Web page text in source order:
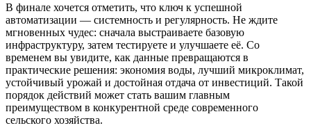
В финале хочется отметить, что ключ к успешной
автоматизации — системность и регулярность. Не ждите
мгновенных чудес: сначала выстраиваете базовую
инфраструктуру, затем тестируете и улучшаете её. Со
временем вы увидите, как данные превращаются в
практические решения: экономия воды, лучший микроклимат,
устойчивый урожай и достойная отдача от инвестиций. Такой
порядок действий может стать вашим главным
преимуществом в конкурентной среде современного
сельского хозяйства.